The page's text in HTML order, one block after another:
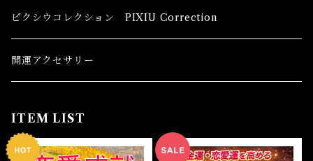
健康運 Health
金運 Money
キーチェーン
恋愛 Love
金運 Money
スピリチュアル Spiritual
キャンドル Candles
恋愛 Love
自己実現 Self-Realization
線香 Stick Incense
仕事金運 Money
パウダー Magical Powder
初心者向け For The Beginners
中級者向け
ピクシウコレクション PIXIU Correction
開運アクセサリー
ITEM LIST